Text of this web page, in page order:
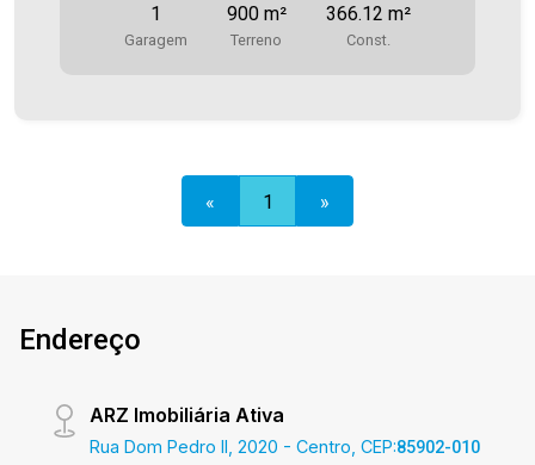
Por R$1.050.000,00 Clínica médica (Percentual
de 33%), *com uma sala exclusiva *uso comum,
terreno 900,00m² Aproveite essa oportunidade! A
1
Garagem
900 m²
Terreno
366.12 m²
Const.
« 1 »
Endereço
ARZ Imobiliária Ativa
Rua Dom Pedro II, 2020 - Centro, CEP:85902-010